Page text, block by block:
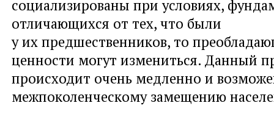
социализированы при условиях,
отличающихся от тех, что были
у их предшественников, то
ценности могут измениться. Данный
происходит очень медленно и
межпоколенческому замещению